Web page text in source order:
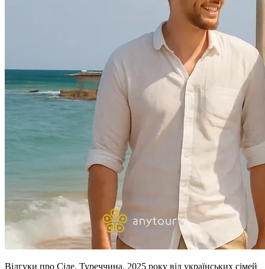
Відгуки про Сіде, Туреччина, 2025 року від українських сімей